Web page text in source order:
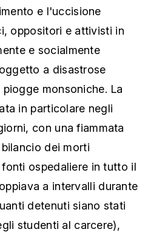
e l'uccisione
oppositori e attivisti in
e socialmente
a disastrose
monsoniche. La
in particolare negli
con una fiammata
dei morti
ospedaliere in tutto il
a intervalli durante
detenuti siano stati
studenti al carcere),